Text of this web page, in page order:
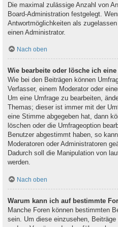
Die maximal zulässige Anzahl von
Board-Administration festgelegt.
Antwortmöglichkeiten als
einen Administrator.
Nach oben
Wie bearbeite oder lösche ich eine
Wie bei den Beiträgen können
Verfasser, einem Moderator oder
Um eine Umfrage zu bearbeiten,
Themas; dieser ist immer mit der
eine Stimme abgegeben hat, dann
löschen oder die Umfrageoption
Benutzer abgestimmt haben, so
Moderatoren oder Administratoren
Dadurch soll die Manipulation von
werden.
Nach oben
Warum kann ich auf bestimmte
Manche Foren können bestimmten
sein. Um diese einzusehen,